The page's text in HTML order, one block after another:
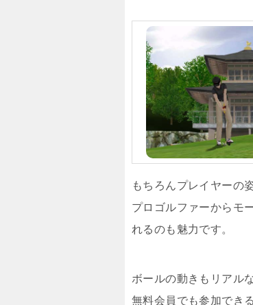
もちろんプレイヤーの
プロゴルファーからモ
れるのも魅力です。
ボールの動きもリアル
無料会員でも参加でき